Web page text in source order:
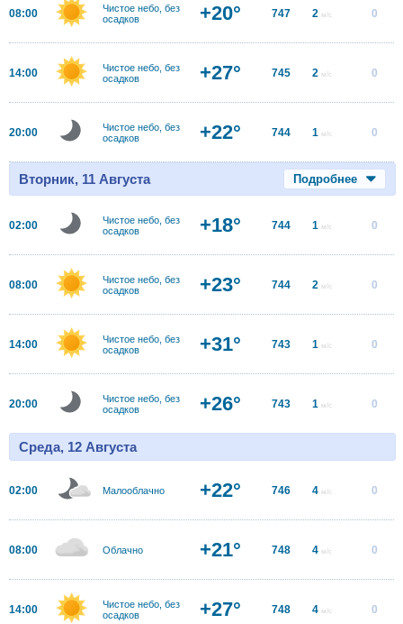
08:00
Чистое небо, без
осадков
+20° 747 2 м/с 0
14:00
Чистое небо, без
осадков
+27° 745 2 м/с 0
20:00
Чистое небо, без
осадков
+22° 744 1 м/с 0
Вторник, 11 Августа Подробнее
02:00
Чистое небо, без
осадков
+18° 744 1 м/с 0
08:00
Чистое небо, без
осадков
+23° 744 2 м/с 0
14:00
Чистое небо, без
осадков
+31° 743 1 м/с 0
20:00
Чистое небо, без
осадков
+26° 743 1 м/с 0
Среда, 12 Августа
02:00 Малооблачно +22° 746 4 м/с 0
08:00 Облачно +21° 748 4 м/с 0
14:00
Чистое небо, без
осадков
+27° 748 4 м/с 0